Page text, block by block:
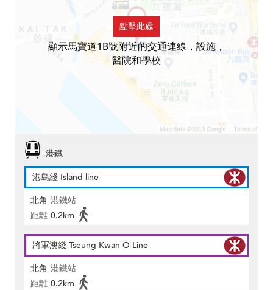
點擊此處
顯示馬寶道1B號附近的交通連線，設施，
醫院和學校
港鐵
港島綫 Island line
北角 港鐵站
距離 0.2km
將軍澳綫 Tseung Kwan O Line
北角 港鐵站
距離 0.2km